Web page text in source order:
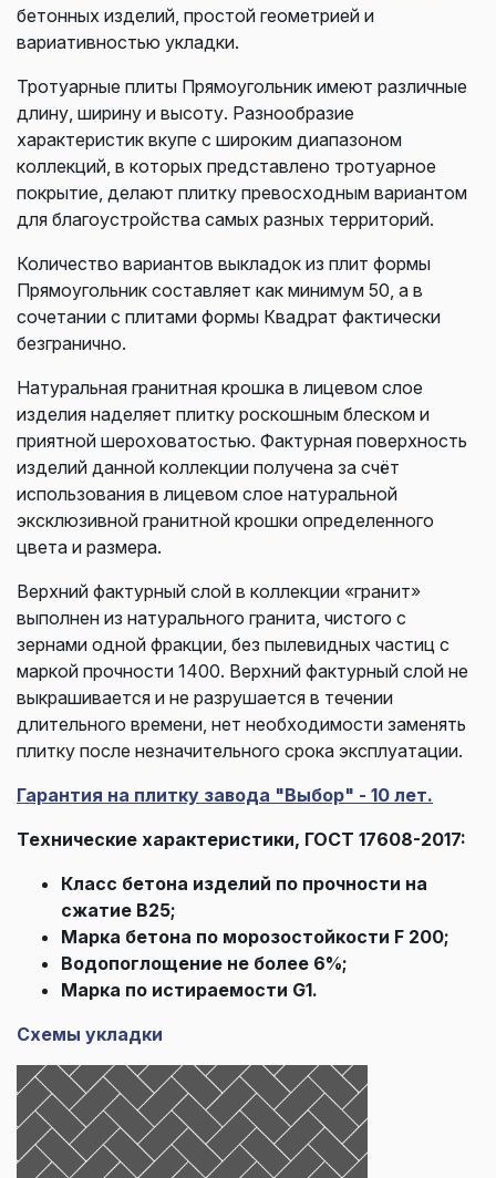
бетонных изделий, простой геометрией и
вариативностью укладки.
Тротуарные плиты Прямоугольник имеют различные
длину, ширину и высоту. Разнообразие
характеристик вкупе с широким диапазоном
коллекций, в которых представлено тротуарное
покрытие, делают плитку превосходным вариантом
для благоустройства самых разных территорий.
Количество вариантов выкладок из плит формы
Прямоугольник составляет как минимум 50, а в
сочетании с плитами формы Квадрат фактически
безгранично.
Натуральная гранитная крошка в лицевом слое
изделия наделяет плитку роскошным блеском и
приятной шероховатостью. Фактурная поверхность
изделий данной коллекции получена за счёт
использования в лицевом слое натуральной
эксклюзивной гранитной крошки определенного
цвета и размера.
Верхний фактурный слой в коллекции «гранит»
выполнен из натурального гранита, чистого с
зернами одной фракции, без пылевидных частиц с
маркой прочности 1400. Верхний фактурный слой не
выкрашивается и не разрушается в течении
длительного времени, нет необходимости заменять
плитку после незначительного срока эксплуатации.
Гарантия на плитку завода "Выбор" - 10 лет.
Технические характеристики, ГОСТ 17608-2017:
Класс бетона изделий по прочности на
сжатие В25;
Марка бетона по морозостойкости F 200;
Водопоглощение не более 6%;
Марка по истираемости G1.
Схемы укладки